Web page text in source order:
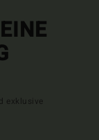
exklusive